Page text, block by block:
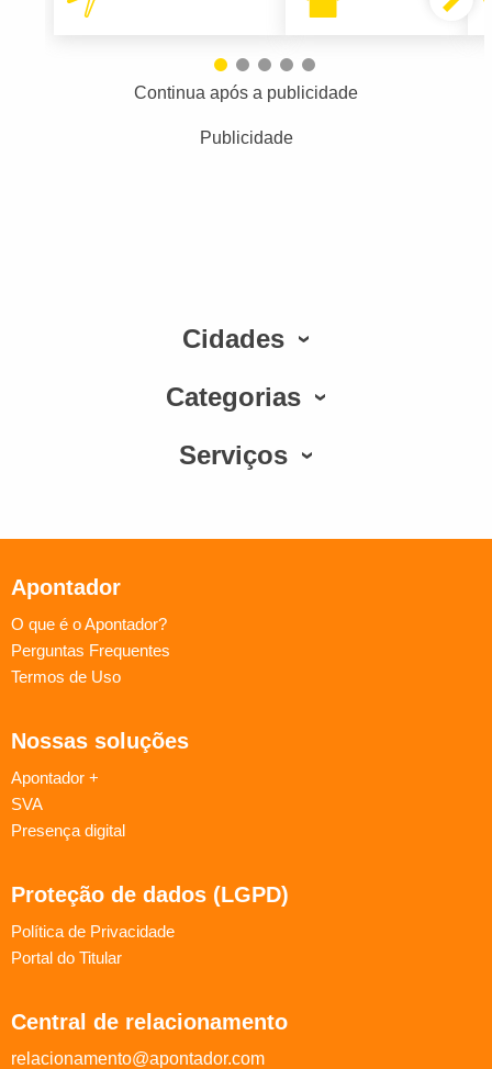
Continua após a publicidade
Publicidade
Cidades
Categorias
Serviços
Apontador
O que é o Apontador?
Perguntas Frequentes
Termos de Uso
Nossas soluções
Apontador +
SVA
Presença digital
Proteção de dados (LGPD)
Política de Privacidade
Portal do Titular
Central de relacionamento
relacionamento@apontador.com